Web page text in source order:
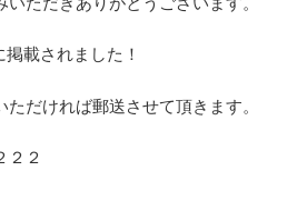
載されました！
だければ郵送させて頂きます。
２２